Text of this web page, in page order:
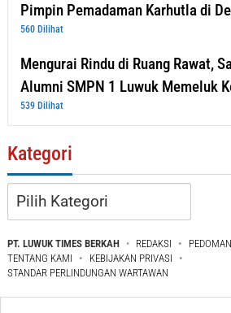
Pimpin Pemadaman Karhutla di
560 Dilihat
Mengurai Rindu di Ruang Rawat,
Alumni SMPN 1 Luwuk Memeluk
539 Dilihat
Kategori
Kategori
PT. LUWUK TIMES BERKAH REDAKSI
TENTANG KAMI
KEBIJAKAN PRIVASI
STANDAR PERLINDUNGAN WARTAWAN